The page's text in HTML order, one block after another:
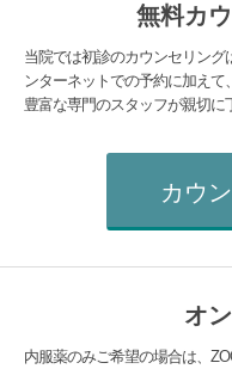
無料カ
当院では初診のカウンセリン
ンターネットでの予約に加え
豊富な専門のスタッフが親切に
カウ
オ
内服薬のみご希望の場合は、